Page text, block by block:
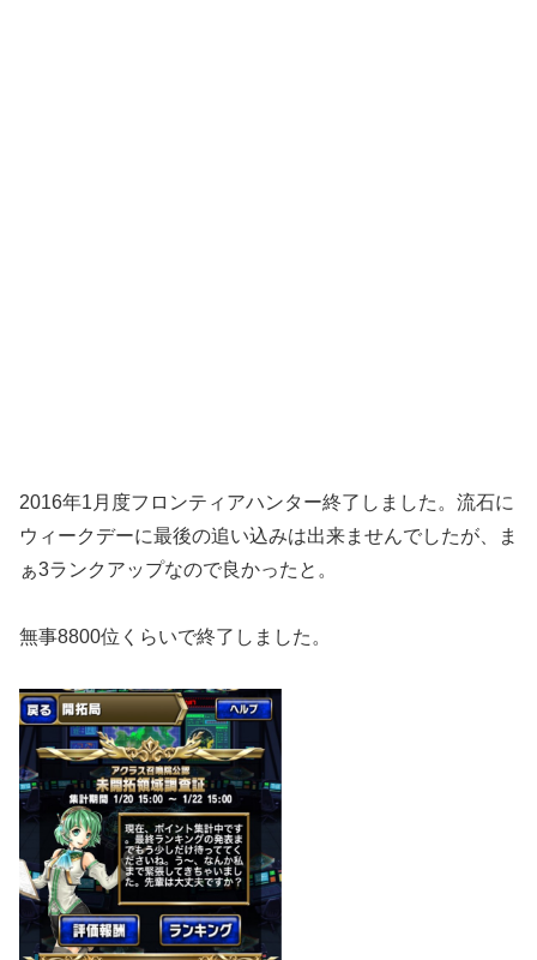
2016年1月度フロンティアハンター終了しました。流石に
ウィークデーに最後の追い込みは出来ませんでしたが、ま
ぁ3ランクアップなので良かったと。
無事8800位くらいで終了しました。